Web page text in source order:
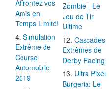
Affrontez vos
Amis en
Temps Limité!
Simulation
Extrême de
Course
Automobile
2019
Zombie - Le
Jeu de Tir
Ultime
Cascades
Extrêmes de
Derby Racing
Ultra Pixel
Burgeria: Le